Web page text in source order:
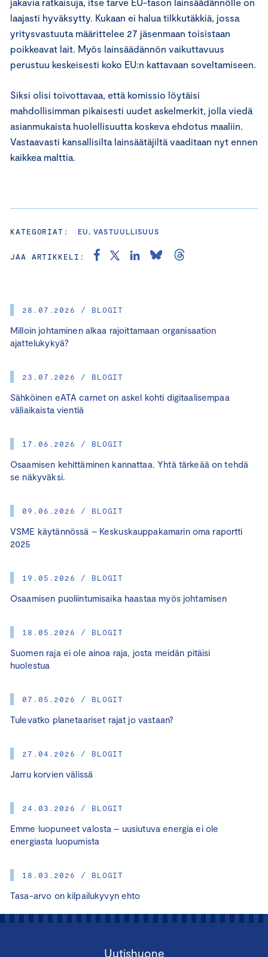
28.07.2026 / BLOGIT
Milloin johtaminen alkaa rajoittamaan organisaation
ajattelukykyä?
23.07.2026 / BLOGIT
Sähköinen eATA carnet on askel kohti digitaalisempaa
väliaikaista vientiä
17.06.2026 / BLOGIT
Osaamisen kehittäminen kannattaa. Yhtä tärkeää on tehdä
se näkyväksi.
09.06.2026 / BLOGIT
VSME käytännössä – Keskuskauppakamarin oma raportti
2025
19.05.2026 / BLOGIT
Osaamisen puoliintumisaika haastaa myös johtamisen
18.05.2026 / BLOGIT
Suomen raja ei ole ainoa raja, josta meidän pitäisi
huolestua
07.05.2026 / BLOGIT
Tulevatko planetaariset rajat jo vastaan?
27.04.2026 / BLOGIT
Jarru korvien välissä
24.03.2026 / BLOGIT
Emme luopuneet valosta – uusiutuva energia ei ole
energiasta luopumista
18.03.2026 / BLOGIT
Tasa-arvo on kilpailukyvyn ehto
jakavia ratkaisuja, itse tarve EU-tason lainsäädännölle on
laajasti hyväksytty. Kukaan ei halua tilkkutäkkiä, jossa
yritysvastuuta määrittelee 27 jäsenmaan toisistaan
poikkeavat lait. Myös lainsäädännön vaikuttavuus
perustuu keskeisesti koko EU:n kattavaan soveltamiseen.
Siksi olisi toivottavaa, että komissio löytäisi
mahdollisimman pikaisesti uudet askelmerkit, jolla viedä
asianmukaista huolellisuutta koskeva ehdotus maaliin.
Vastaavasti kansallisilta lainsäätäjiltä vaaditaan nyt ennen
kaikkea malttia.
KATEGORIAT: EU, VASTUULLISUUS
JAA ARTIKKELI:
Uutishuone